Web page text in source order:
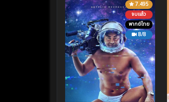
7.495
จบแล้ว
พากย์ไทย
8/8